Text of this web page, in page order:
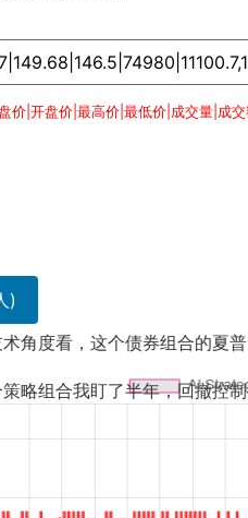
价|开盘价|最高价|最低价|成交量|成
)
，回撤控制得真不错，AI量化
组合的夏普比率应该很高，